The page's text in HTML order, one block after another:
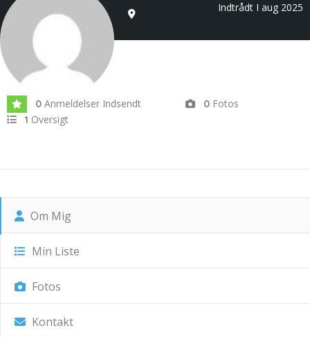
Indtrådt I aug 2025
0 Anmeldelser Indsendt 0 Fotos
1 Oversigt
Om Mig
Min Liste
Fotos
Kontakt